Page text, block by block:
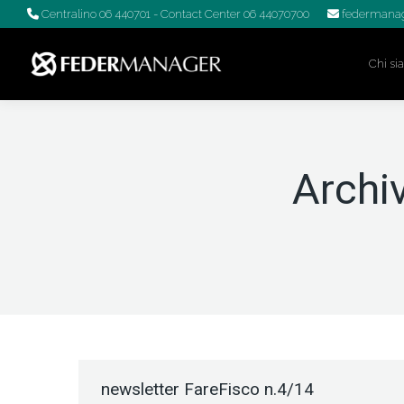
Centralino 06 440701 - Contact Center 06 44070700
Chi
newsletter FareFisco n.4/14